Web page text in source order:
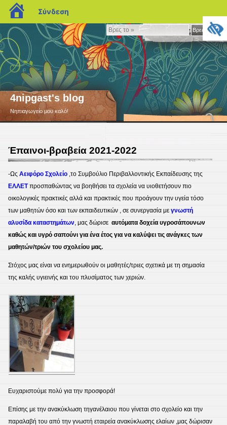
Βρες
το
»
Βρες το »
4nipgast's blog
Νηπιαγωγείο μου καλό!
Έπαινοι-βραβεία 2021-2022
-Ως Αειφόρο Σχολείο ,το Συμβούλιο Περιβαλλοντικής Εκπαίδευσης της
ΕΛΛΕΤπροσπαθώντας να βοηθήσει τα σχολεία να υιοθετήσουν πιο
οικολογικές πρακτικές αλλά και πρακτικές που προάγουν την υγεία τόσο
των μαθητών όσο και των εκπαιδευτικών , σε συνεργασία με γνωστή
αλυσίδα καταστημάτων, μας δώρισε αυτόματα δοχεία υγροσάπουνων
καθώς και υγρό σαπούνι για ένα έτος για να καλύψει τις ανάγκες των
μαθητών/τριών του σχολείου μας.
Στόχος μας είναι να ενημερωθούν οι μαθητές/τριες σχετικά με τη σημασία
της καλής υγιεινής και του πλυσίματος των χεριών.
Ευχαριστούμε πολύ για την προσφορά!
Επίσης με την ανακύκλωση τηγανέλαιου που γίνεται στο σχολείο και την
παραλαβή του από την γνωστή εταιρεία ανακύκλωσης ελαίων ,μας δώρισαν
blogs.sch.gr
Σύνδεση